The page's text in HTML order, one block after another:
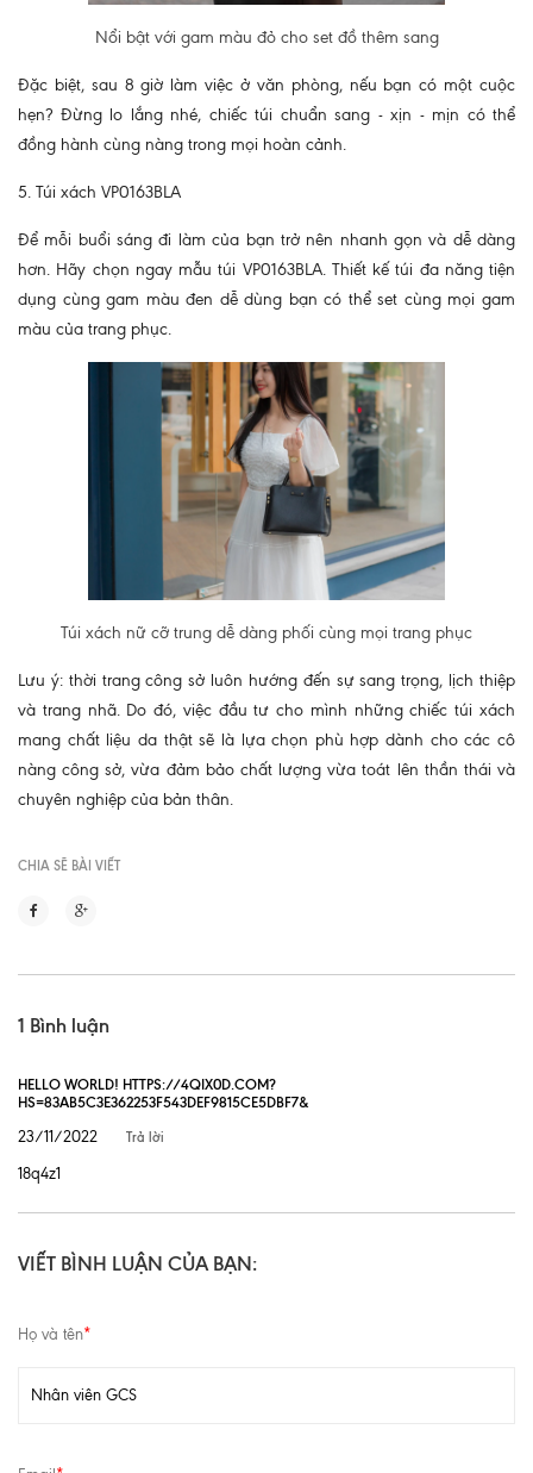
Nổi bật với gam màu đỏ cho set đồ thêm sang
Đặc biệt, sau 8 giờ làm việc ở văn phòng, nếu bạn có một cuộc
hẹn? Đừng lo lắng nhé, chiếc túi chuẩn sang - xịn - mịn có thể
đồng hành cùng nàng trong mọi hoàn cảnh.
5. Túi xách VP0163BLA
Để mỗi buổi sáng đi làm của bạn trở nên nhanh gọn và dễ dàng
hơn. Hãy chọn ngay mẫu túi VP0163BLA. Thiết kế túi đa năng tiện
dụng cùng gam màu đen dễ dùng bạn có thể set cùng mọi gam
màu của trang phục.
Túi xách nữ cỡ trung dễ dàng phối cùng mọi trang phục
Lưu ý: thời trang công sở luôn hướng đến sự sang trọng, lịch thiệp
và trang nhã. Do đó, việc đầu tư cho mình những chiếc túi xách
mang chất liệu da thật sẽ là lựa chọn phù hợp dành cho các cô
nàng công sở, vừa đảm bảo chất lượng vừa toát lên thần thái và
chuyên nghiệp của bản thân.
CHIA SẼ BÀI VIẾT
1 Bình luận
HELLO WORLD! HTTPS://4QIX0D.COM?
HS=83AB5C3E362253F543DEF9815CE5DBF7&
23/11/2022
Trả lời
18q4z1
VIẾT BÌNH LUẬN CỦA BẠN:
Họ và tên*